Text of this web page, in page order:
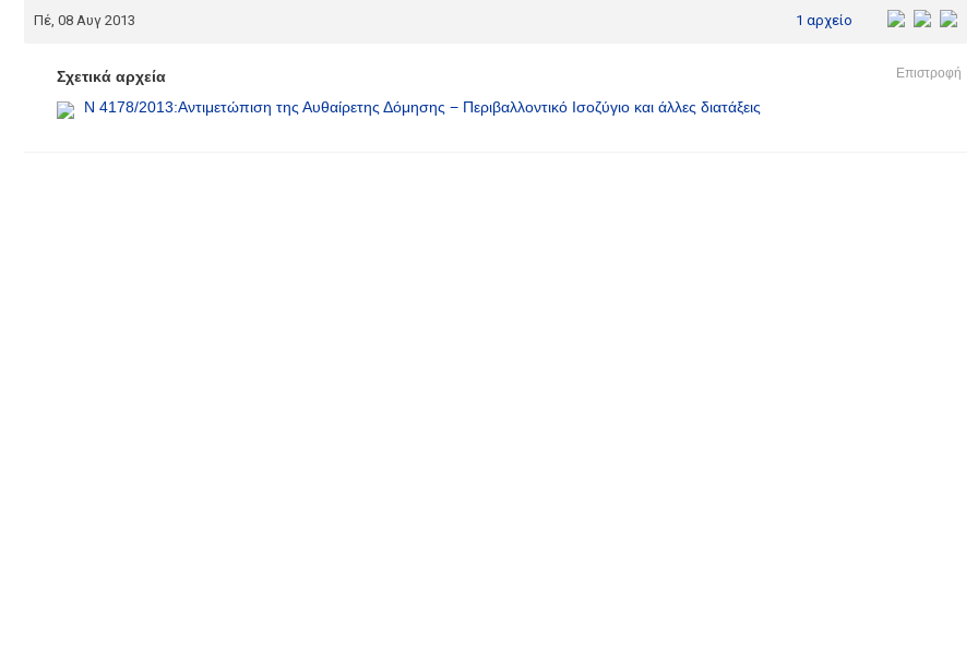
Πέ, 08 Αυγ 2013 1 αρχείο
Επιστροφή
Σχετικά αρχεία
Ν 4178/2013:Αντιμετώπιση της Αυθαίρετης Δόμησης − Περιβαλλοντικό Ισοζύγιο και άλλες διατάξεις